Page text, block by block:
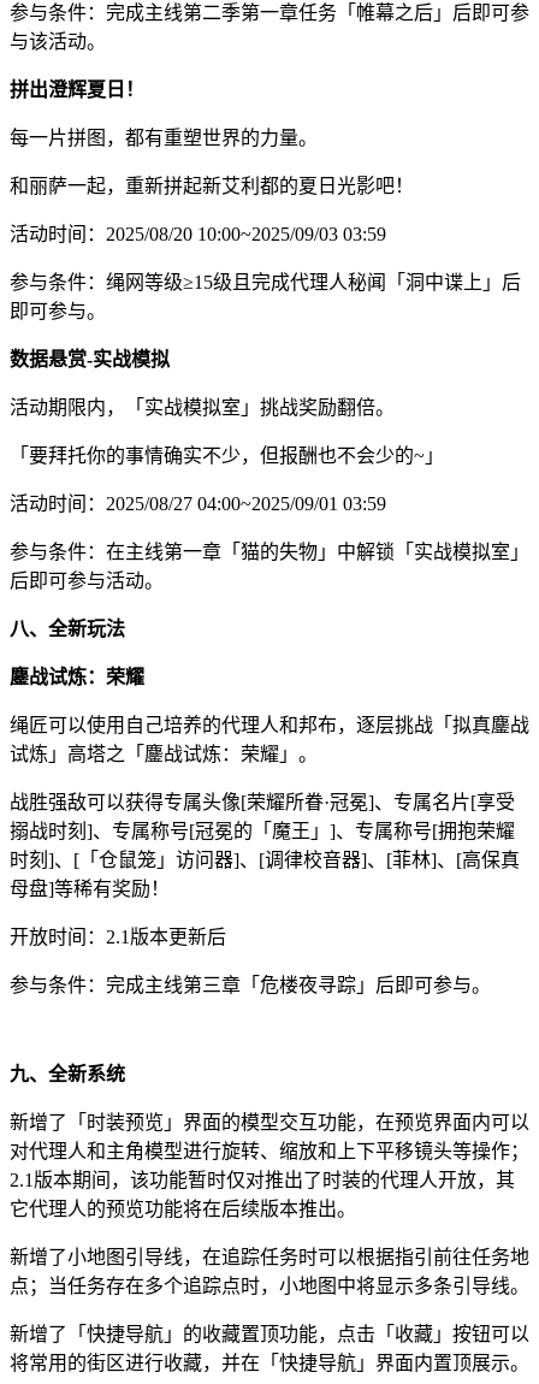
参与条件：完成主线第二季第一章任务「帷幕之后」后即可参
与该活动。
拼出澄辉夏日！
每一片拼图，都有重塑世界的力量。
和丽萨一起，重新拼起新艾利都的夏日光影吧！
活动时间：2025/08/20 10:00~2025/09/03 03:59
参与条件：绳网等级≥15级且完成代理人秘闻「洞中谍上」后
即可参与。
数据悬赏-实战模拟
活动期限内，「实战模拟室」挑战奖励翻倍。
「要拜托你的事情确实不少，但报酬也不会少的~」
活动时间：2025/08/27 04:00~2025/09/01 03:59
参与条件：在主线第一章「猫的失物」中解锁「实战模拟室」
后即可参与活动。
八、全新玩法
鏖战试炼：荣耀
绳匠可以使用自己培养的代理人和邦布，逐层挑战「拟真鏖战
试炼」高塔之「鏖战试炼：荣耀」。
战胜强敌可以获得专属头像[荣耀所眷·冠冕]、专属名片[享受
搦战时刻]、专属称号[冠冕的「魔王」]、专属称号[拥抱荣耀
时刻]、[「仓鼠笼」访问器]、[调律校音器]、[菲林]、[高保真
母盘]等稀有奖励！
开放时间：2.1版本更新后
参与条件：完成主线第三章「危楼夜寻踪」后即可参与。
九、全新系统
新增了「时装预览」界面的模型交互功能，在预览界面内可以
对代理人和主角模型进行旋转、缩放和上下平移镜头等操作；
2.1版本期间，该功能暂时仅对推出了时装的代理人开放，其
它代理人的预览功能将在后续版本推出。
新增了小地图引导线，在追踪任务时可以根据指引前往任务地
点；当任务存在多个追踪点时，小地图中将显示多条引导线。
新增了「快捷导航」的收藏置顶功能，点击「收藏」按钮可以
将常用的街区进行收藏，并在「快捷导航」界面内置顶展示。